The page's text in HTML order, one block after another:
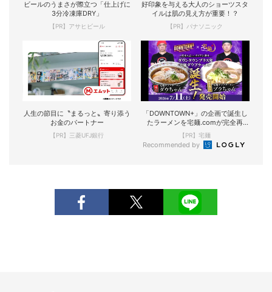
ビールのうまさが際立つ「仕上げに
3分冷凍庫DRY」
【PR】アサヒビール
好印象を与える大人のショーツスタ
イルは肌の見え方が重要！？
【PR】パナソニック
人生の節目に〝まるっと〟寄り添う
お金のパートナー
【PR】三菱UFJ銀行
「DOWNTOWN+」の企画で誕生し
たラーメンを宅麺.comが完全再
現！
【PR】宅麺
Recommended by